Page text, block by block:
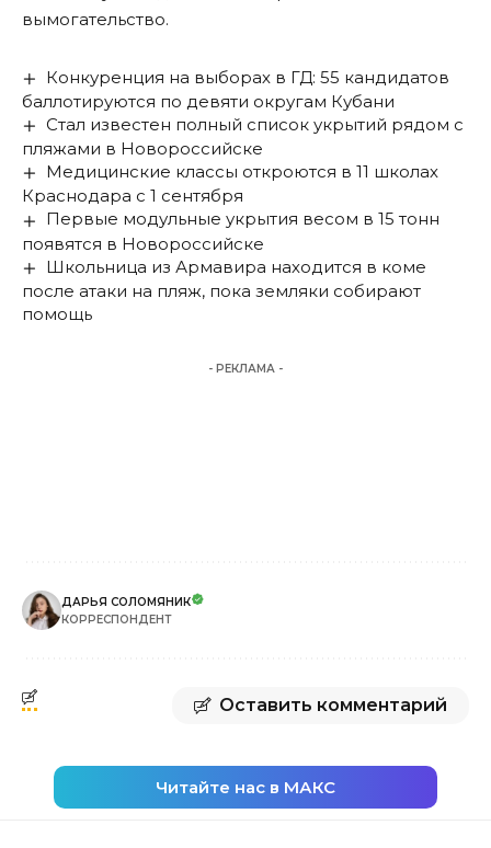
вымогательство.
Конкуренция на выборах в ГД: 55 кандидатов
баллотируются по девяти округам Кубани
Стал известен полный список укрытий рядом с
пляжами в Новороссийске
Медицинские классы откроются в 11 школах
Краснодара с 1 сентября
Первые модульные укрытия весом в 15 тонн
появятся в Новороссийске
Школьница из Армавира находится в коме
после атаки на пляж, пока земляки собирают
помощь
- РЕКЛАМА -
ДАРЬЯ СОЛОМЯНИК
КОРРЕСПОНДЕНТ
Оставить комментарий
Читайте нас в МАКС